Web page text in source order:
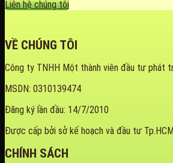
Liên hệ chúng tôi
VỀ CHÚNG TÔI
Công ty TNHH Một thành viên đầu tư phát
MSDN: 0310139474
Đăng ký lần đầu: 14/7/2010
Được cấp bởi sở kế hoạch và đầu tư Tp.HCM
CHÍNH SÁCH